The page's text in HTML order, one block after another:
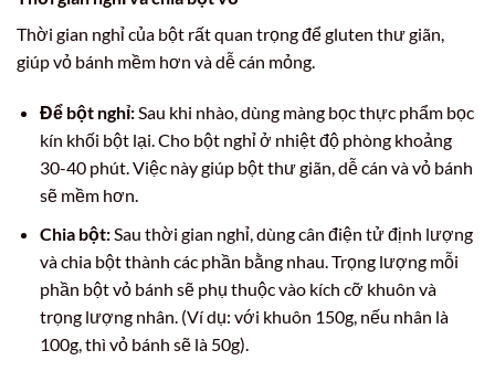
Thời gian nghỉ của bột rất quan trọng để gluten thư giãn,
giúp vỏ bánh mềm hơn và dễ cán mỏng.
Để bột nghỉ:Sau khi nhào, dùng màng bọc thực phẩm bọc
kín khối bột lại. Cho bột nghỉ ở nhiệt độ phòng khoảng
30-40 phút. Việc này giúp bột thư giãn, dễ cán và vỏ bánh
sẽ mềm hơn.
Chia bột:Sau thời gian nghỉ, dùng cân điện tử định lượng
và chia bột thành các phần bằng nhau. Trọng lượng mỗi
phần bột vỏ bánh sẽ phụ thuộc vào kích cỡ khuôn và
trọng lượng nhân. (Ví dụ: với khuôn 150g, nếu nhân là
100g, thì vỏ bánh sẽ là 50g).